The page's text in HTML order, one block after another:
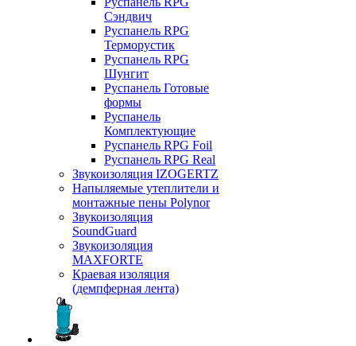
Сэндвич
Руспанель RPG
Терморустик
Руспанель RPG
Шунгит
Руспанель Готовые
формы
Руспанель
Комплектующие
Руспанель RPG Foil
Руспанель RPG Real
Звукоизоляция IZOGERTZ
Напыляемые утеплители и
монтажные пены Polynor
Звукоизоляция
SoundGuard
Звукоизоляция
MAXFORTE
Краевая изоляция
(демпферная лента)